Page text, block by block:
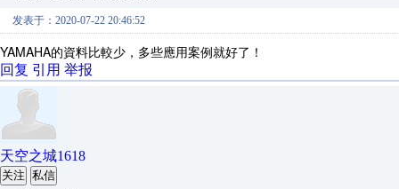
发表于：2020-07-22 20:46:52
YAMAHA的資料比較少，多些應用案例就好了！
回复 引用 举报
天空之城1618
关注 私信